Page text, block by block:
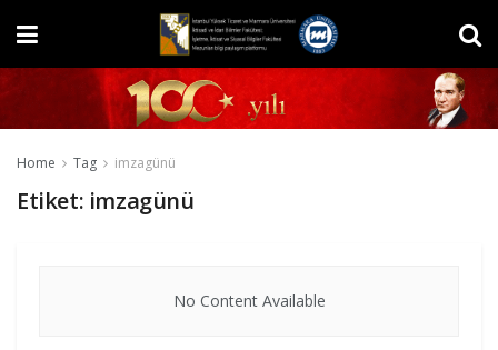
Home Tag imzagünü
Etiket: imzagünü
No Content Available